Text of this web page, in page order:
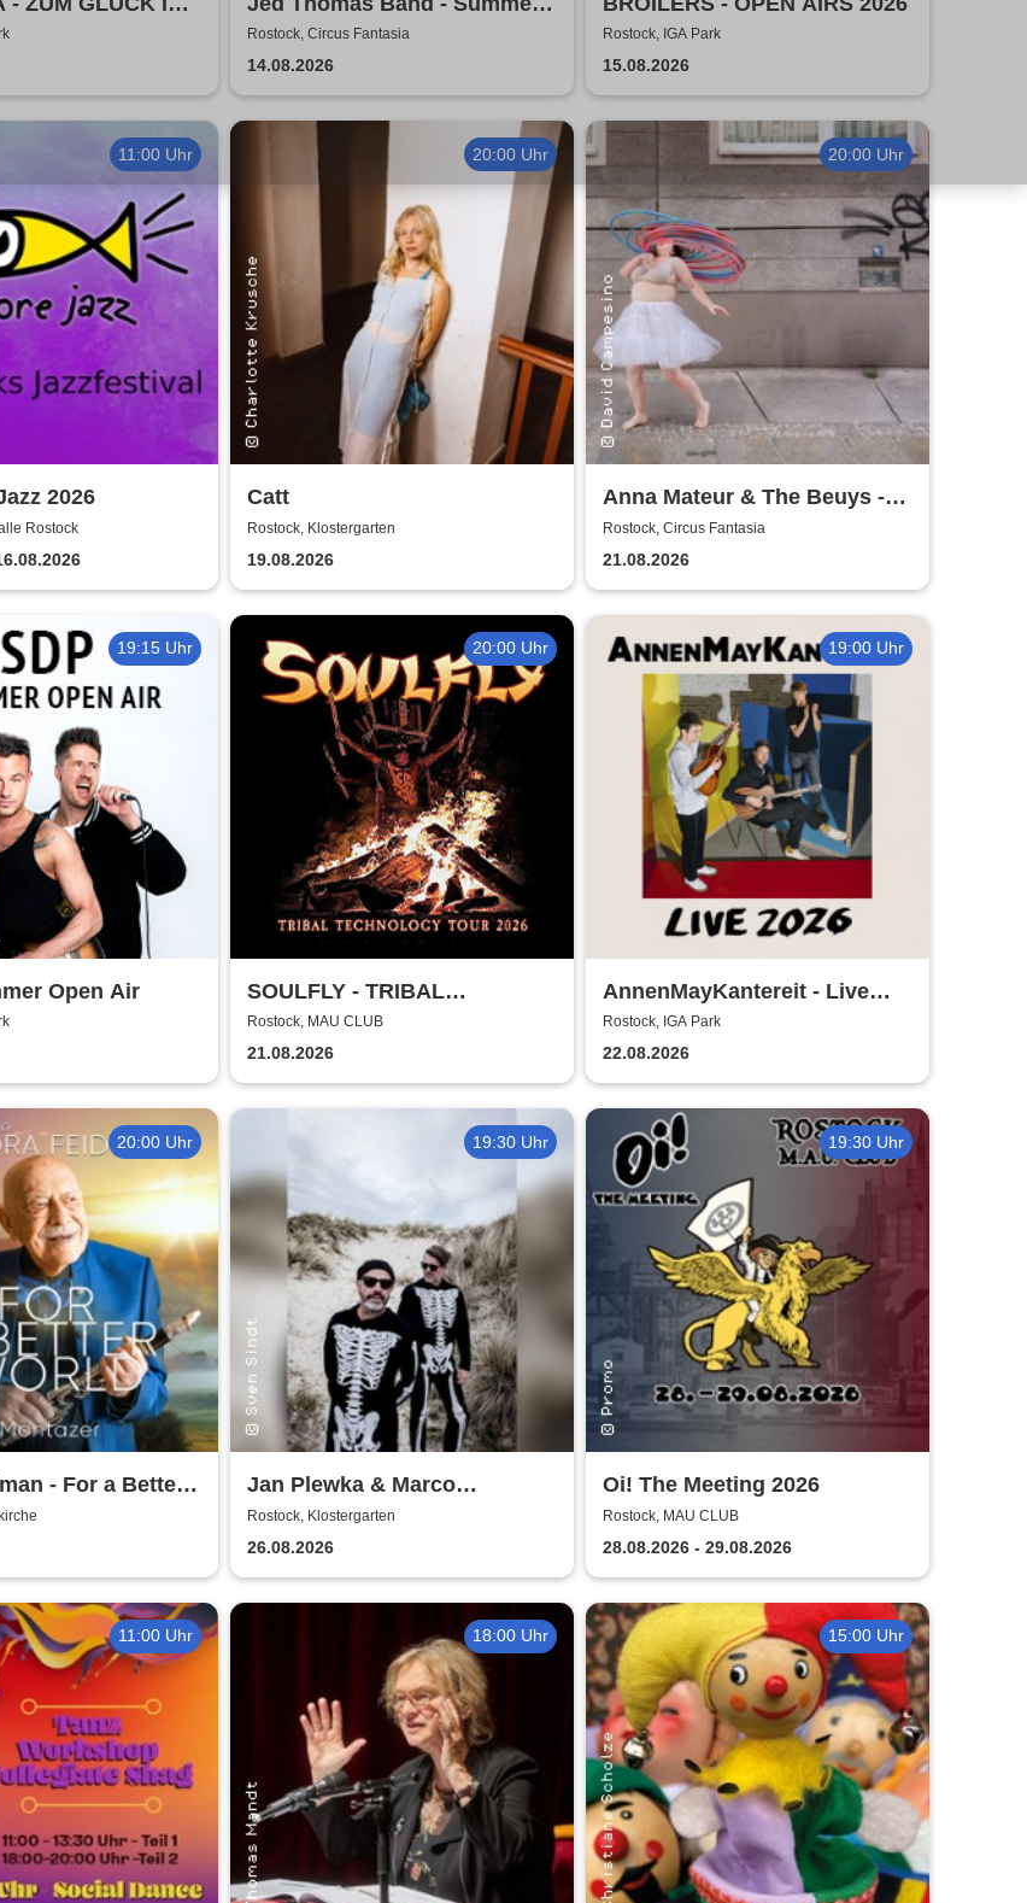
TOUR 2026
Tour 2026
Rostock, Circus Fantasia
14.08.2026
Rostock, IGA Park
15.08.2026
11:00 Uhr
2026
Rostock
20:00 Uhr
Catt
Rostock, Klostergarten
19.08.2026
20:00 Uhr
Anna Mateur & The Beuys -
Kaoshüter
Rostock, Circus Fantasia
21.08.2026
19:15 Uhr
Open Air
20:00 Uhr
SOULFLY - TRIBAL
TECHNOLOGY TOUR 2026
Rostock, MAU CLUB
21.08.2026
19:00 Uhr
AnnenMayKantereit - Live
2026
Rostock, IGA Park
22.08.2026
20:00 Uhr
- For a Better
19:30 Uhr
Jan Plewka & Marco
Schmedtje - Between the
Lights
Rostock, Klostergarten
26.08.2026
19:30 Uhr
Oi! The Meeting 2026
Rostock, MAU CLUB
28.08.2026 - 29.08.2026
11:00 Uhr 18:00 Uhr 15:00 Uhr